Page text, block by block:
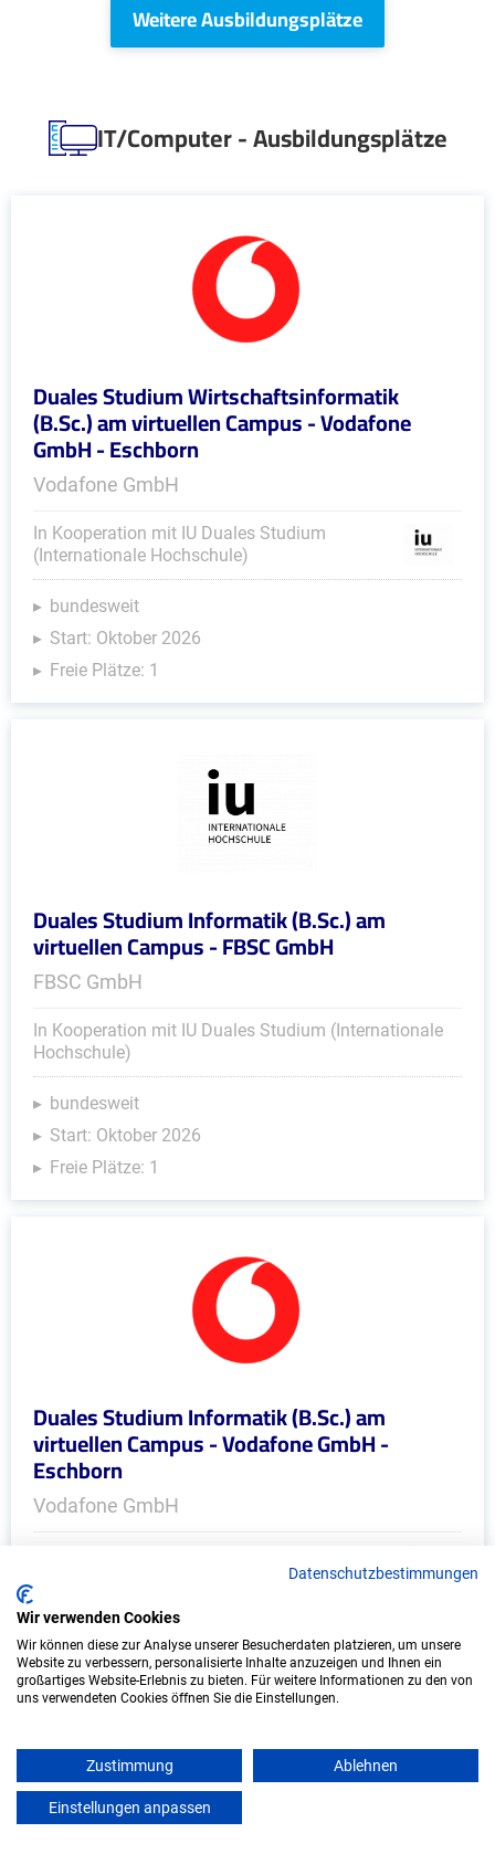
Weitere Ausbildungsplätze
IT/Computer - Ausbildungsplätze
Duales Studium Wirtschaftsinformatik
(B.Sc.) am virtuellen Campus - Vodafone
GmbH - Eschborn
Vodafone GmbH
In Kooperation mit IU Duales Studium
(Internationale Hochschule)
bundesweit
Start: Oktober 2026
Freie Plätze: 1
Duales Studium Informatik (B.Sc.) am
virtuellen Campus - FBSC GmbH
FBSC GmbH
In Kooperation mit IU Duales Studium (Internationale
Hochschule)
bundesweit
Start: Oktober 2026
Freie Plätze: 1
Duales Studium Informatik (B.Sc.) am
virtuellen Campus - Vodafone GmbH -
Eschborn
Vodafone GmbH
bundesweit
Start: Oktober 2026
Freie Plätze: 1
Weitere Ausbildungsplätze
Datenschutzbestimmungen
Wir verwenden Cookies
Wir können diese zur Analyse unserer Besucherdaten platzieren, um unsere
Website zu verbessern, personalisierte Inhalte anzuzeigen und Ihnen ein
großartiges Website-Erlebnis zu bieten. Für weitere Informationen zu den von
uns verwendeten Cookies öffnen Sie die Einstellungen.
Zustimmung Ablehnen
Einstellungen anpassen